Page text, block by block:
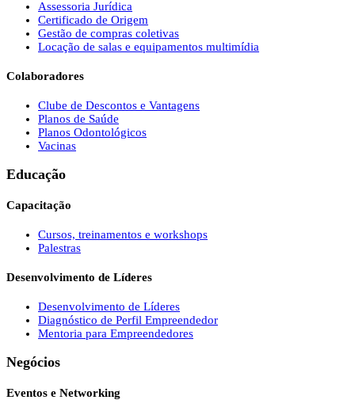
Assessoria Jurídica
Certificado de Origem
Gestão de compras coletivas
Locação de salas e equipamentos multimídia
Colaboradores
Clube de Descontos e Vantagens
Planos de Saúde
Planos Odontológicos
Vacinas
Educação
Capacitação
Cursos, treinamentos e workshops
Palestras
Desenvolvimento de Líderes
Desenvolvimento de Líderes
Diagnóstico de Perfil Empreendedor
Mentoria para Empreendedores
Negócios
Eventos e Networking